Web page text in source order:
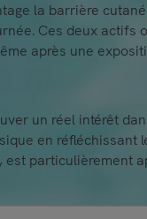
la barrière
Ces deux
après une
un réel intérêt
en
particulièrement